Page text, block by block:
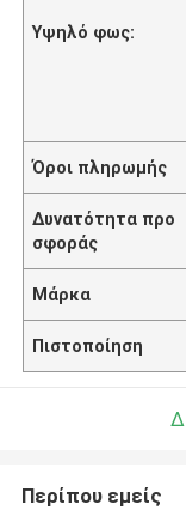
Υψηλό φως:
Όροι πληρωμής
Δυνατότητα προ
σφοράς
Μάρκα
Πιστοποίηση
Περίπου εμείς